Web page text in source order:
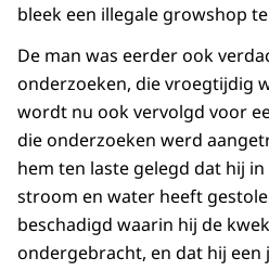
bleek een illegale growshop
De man was eerder ook
onderzoeken, die vroegtijdig
wordt nu ook vervolgd voor
die onderzoeken werd
hem ten laste gelegd dat hij
stroom en water heeft
beschadigd waarin hij de
ondergebracht, en dat hij een